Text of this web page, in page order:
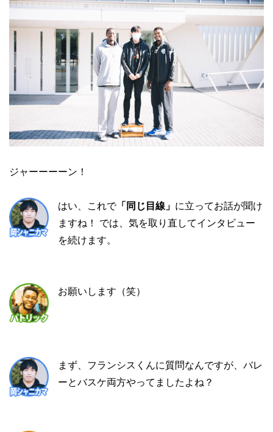
ジャーーーーン！
はい、これで「同じ目線」 に立ってお話が聞け
ますね！ では、気を取り直してインタビュー
を続けます。
お願いします（笑）
まず、フランシスくんに質問なんですが、バレ
ーとバスケ両方やってましたよね？